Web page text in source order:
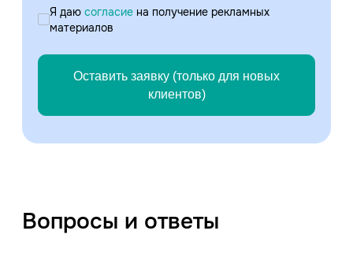
Я даю согласие на получение рекламных
материалов
Оставить заявку (только для новых
клиентов)
Вопросы и ответы